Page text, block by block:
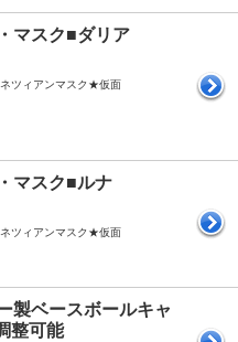
マスク■ダリア
ツィアンマスク★仮面
マスク■ルナ
ツィアンマスク★仮面
製ベースボールキャ
整可能